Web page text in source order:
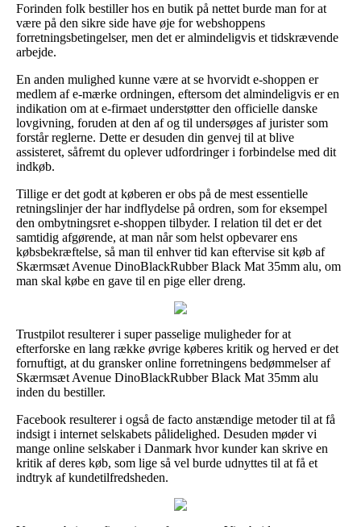
Forinden folk bestiller hos en butik på nettet burde man for at
være på den sikre side have øje for webshoppens
forretningsbetingelser, men det er almindeligvis et tidskrævende
arbejde.
En anden mulighed kunne være at se hvorvidt e-shoppen er
medlem af e-mærke ordningen, eftersom det almindeligvis er en
indikation om at e-firmaet understøtter den officielle danske
lovgivning, foruden at den af og til undersøges af jurister som
forstår reglerne. Dette er desuden din genvej til at blive
assisteret, såfremt du oplever udfordringer i forbindelse med dit
indkøb.
Tillige er det godt at køberen er obs på de mest essentielle
retningslinjer der har indflydelse på ordren, som for eksempel
den ombytningsret e-shoppen tilbyder. I relation til det er det
samtidig afgørende, at man når som helst opbevarer ens
købsbekræftelse, så man til enhver tid kan eftervise sit køb af
Skærmsæt Avenue DinoBlackRubber Black Mat 35mm alu, om
man skal købe en gave til en pige eller dreng.
Trustpilot resulterer i super passelige muligheder for at
efterforske en lang række øvrige køberes kritik og herved er det
fornuftigt, at du gransker online forretningens bedømmelser af
Skærmsæt Avenue DinoBlackRubber Black Mat 35mm alu
inden du bestiller.
Facebook resulterer i også de facto anstændige metoder til at få
indsigt i internet selskabets pålidelighed. Desuden møder vi
mange online selskaber i Danmark hvor kunder kan skrive en
kritik af deres køb, som lige så vel burde udnyttes til at få et
indtryk af kundetilfredsheden.